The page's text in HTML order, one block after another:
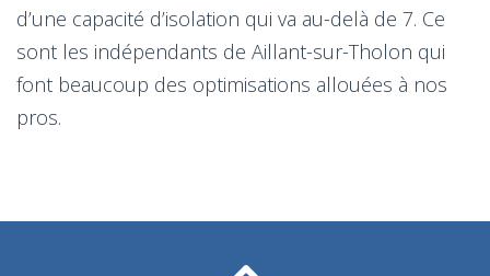
d’une capacité d’isolation qui va au-delà de 7. Ce
sont les indépendants de Aillant-sur-Tholon qui
font beaucoup des optimisations allouées à nos
pros.